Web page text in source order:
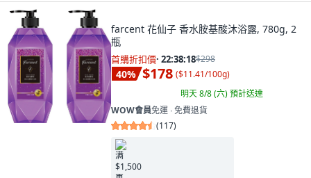
farcent 花仙子 香水胺基酸沐浴露, 780g, 2
瓶
首購折扣價· 22:38:16$298
40% $178 ($11.41/100g)
明天 8/8 (六)預計送達
WOW會員免運 ∙ 免費退貨
(117)